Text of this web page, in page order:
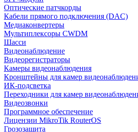
Оптические патчкорды
Кабели прямого подключения (DAC)
Медиаконвертеры
Мультиплексоры CWDM
Шасси
Видеонаблюдение
Видеорегистраторы
Камеры видеонаблюдения
Кронштейны для камер
ИК-подсветка
Переходники для камер
Видеозвонки
Программное обеспечение
Лицензии MikroTik RouterOS
Грозозащита